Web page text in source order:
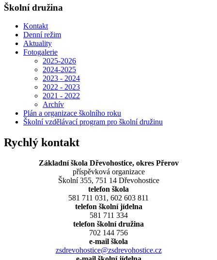
Školní družina
Kontakt
Denní režim
Aktuality
Fotogalerie
2025-2026
2024-2025
2023 - 2024
2022 - 2023
2021 - 2022
Archív
Plán a organizace školního roku
Školní vzdělávací program pro školní družinu
Rychlý kontakt
Základní škola Dřevohostice, okres Přerov
příspěvková organizace
Školní 355, 751 14 Dřevohostice
telefon škola
581 711 031, 602 603 811
telefon školní jídelna
581 711 334
telefon školní družina
702 144 756
e-mail škola
zsdrevohostice@zsdrevohostice.cz